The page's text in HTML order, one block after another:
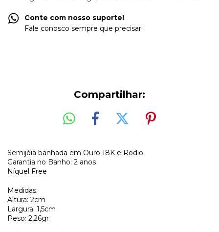
Conte com nosso suporte!
Fale conosco sempre que precisar.
Compartilhar:
Semijóia banhada em Ouro 18K e Rodio
Garantia no Banho: 2 anos
Níquel Free
Medidas:
Altura: 2cm
Largura: 1,5cm
Peso: 2,26gr